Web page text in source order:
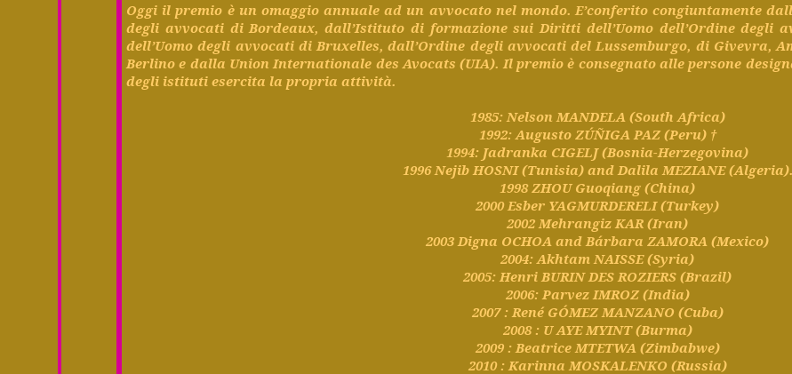
Oggi ilpremio è un omaggio annuale ad un avvocato nel mondo. E’conferito congiuntamente
degli avvocatidi Bordeaux,dall’Istituto di formazionesui Diritti dell’Uomo dell’Ordine degli
dell’Uomo degli avvocatidi Bruxelles,dall’Ordine degli avvocati del Lussemburgo, di Givevra,
Berlino e dalla Union Internationale des Avocats (UIA). Ilpremio è consegnato alle persone
degli istituti esercita lapropria attività.
1985: Nelson MANDELA (South Africa)
1992: Augusto ZÚÑIGA PAZ (Peru) †
1994: Jadranka CIGELJ (Bosnia-Herzegovina)
1996 NejibHOSNI (Tunisia) and Dalila MEZIANE (Algeria).
1998 ZHOU Guoqiang (China)
2000 Esber YAGMURDERELI (Turkey)
2002 Mehrangiz KAR (Iran)
2003 Digna OCHOA and Bárbara ZAMORA (Mexico)
2004: Akhtam NAISSE (Syria)
2005: Henri BURIN DES ROZIERS (Brazil)
2006: ParvezIMROZ (India)
2007 : René GÓMEZ MANZANO (Cuba)
2008 : U AYE MYINT (Burma)
2009 : Beatrice MTETWA (Zimbabwe)
2010 : Karinna MOSKALENKO (Russia)